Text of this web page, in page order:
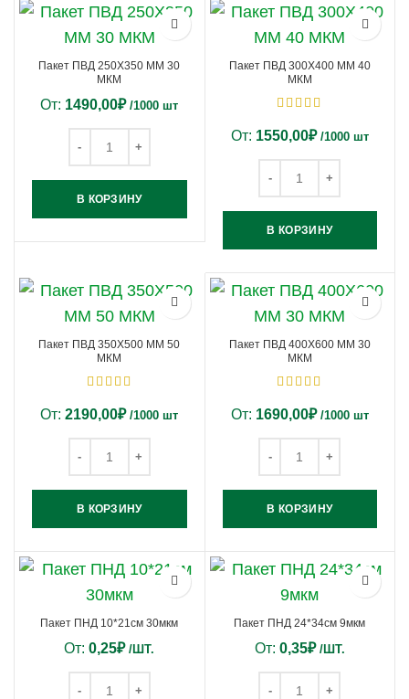
Пакет ПВД 250Х350 ММ 30
МКМ
От: 1490,00₽ /1000 шт
В КОРЗИНУ
Пакет ПВД 300Х400 ММ 40
МКМ
От: 1550,00₽ /1000 шт
В КОРЗИНУ
Пакет ПВД 350Х500 ММ 50
МКМ
От:2190,00₽ /1000 шт
В КОРЗИНУ
Пакет ПВД 400Х600 ММ 30
МКМ
От: 1690,00₽ /1000 шт
В КОРЗИНУ
Пакет ПНД 10*21см 30мкм
От:0,25₽ /ШТ.
Пакет ПНД 24*34см 9мкм
От: 0,35₽ /ШТ.